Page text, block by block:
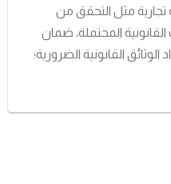
تجارية مثل التحقق من
القانونية المحتملة، ضمان
الوثائق القانونية الضرورية؛